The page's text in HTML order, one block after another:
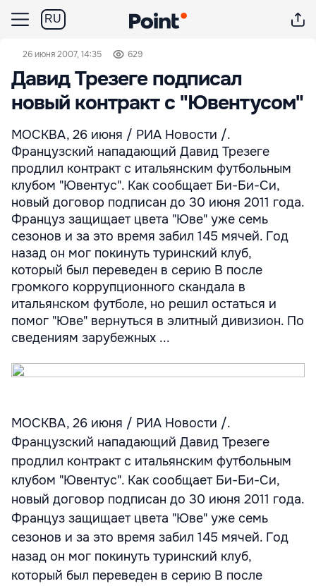
RU
26 июня 2007, 14:35 629
Давид Трезеге подписал
новый контракт с "Ювентусом"
МОСКВА, 26 июня / РИА Новости /.
Французский нападающий Давид Трезеге
продлил контракт с итальянским футбольным
клубом "Ювентус". Как сообщает Би-Би-Си,
новый договор подписан до 30 июня 2011 года.
Француз защищает цвета "Юве" уже семь
сезонов и за это время забил 145 мячей. Год
назад он мог покинуть туринский клуб,
который был переведен в серию В после
громкого коррупционного скандала в
итальянском футболе, но решил остаться и
помог "Юве" вернуться в элитный дивизион. По
сведениям зарубежных ...
МОСКВА, 26 июня / РИА Новости /.
Французский нападающий Давид Трезеге
продлил контракт с итальянским футбольным
клубом "Ювентус". Как сообщает Би-Би-Си,
новый договор подписан до 30 июня 2011 года.
Француз защищает цвета "Юве" уже семь
сезонов и за это время забил 145 мячей. Год
назад он мог покинуть туринский клуб,
который был переведен в серию В после